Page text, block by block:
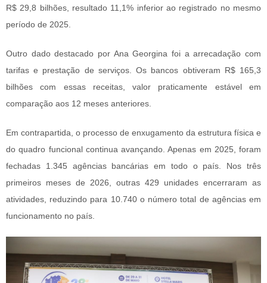
R$ 29,8 bilhões, resultado 11,1% inferior ao registrado no mesmo
período de 2025.
Outro dado destacado por Ana Georgina foi a arrecadação com
tarifas e prestação de serviços. Os bancos obtiveram R$ 165,3
bilhões com essas receitas, valor praticamente estável em
comparação aos 12 meses anteriores.
Em contrapartida, o processo de enxugamento da estrutura física e
do quadro funcional continua avançando. Apenas em 2025, foram
fechadas 1.345 agências bancárias em todo o país. Nos três
primeiros meses de 2026, outras 429 unidades encerraram as
atividades, reduzindo para 10.740 o número total de agências em
funcionamento no país.